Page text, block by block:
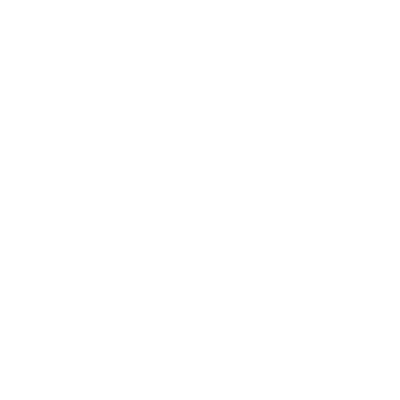
و در کسب و کار
و نقشه راه ارائه
را بسازید.
با چالش‌های